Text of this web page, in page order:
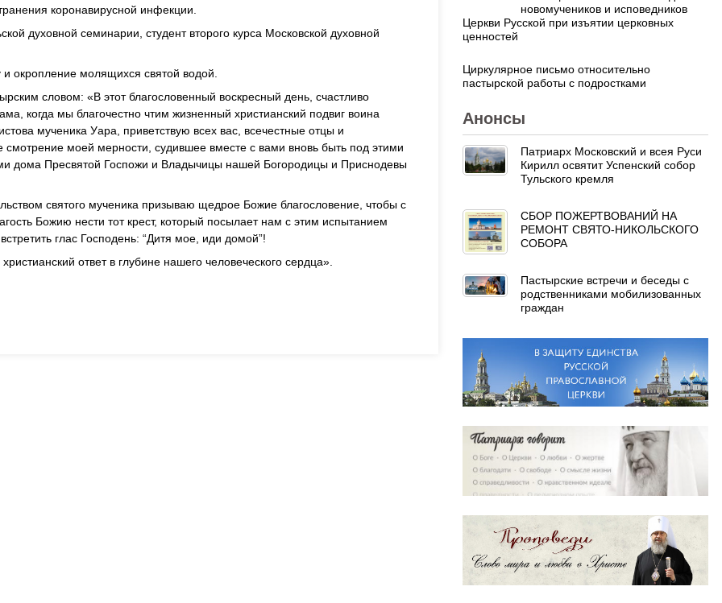
коронавирусной инфекции.
духовной семинарии, студент второго курса Московской духовной
окропление молящихся святой водой.
словом: «В этот благословенный воскресный день, счастливо
когда мы благочестно чтим жизненный христианский подвиг воина
мученика Уара, приветствую всех вас, всечестные отцы и
смотрение моей мерности, судившее вместе с вами вновь быть под этими
дома Пресвятой Госпожи и Владычицы нашей Богородицы и Приснодевы
святого мученика призываю щедрое Божие благословение, чтобы с
Божию нести тот крест, который посылает нам с этим испытанием
глас Господень: “Дитя мое, иди домой”!
ответ в глубине нашего человеческого сердца».
новомучеников и исповедников
Церкви Русской при изъятии церковных
ценностей
Циркулярное письмо относительно
пастырской работы с подростками
Анонсы
Патриарх Московский и всея Руси
Кирилл освятит Успенский собор
Тульского кремля
СБОР ПОЖЕРТВОВАНИЙ НА
РЕМОНТ СВЯТО-НИКОЛЬСКОГО
СОБОРА
Пастырские встречи и беседы с
родственниками мобилизованных
граждан